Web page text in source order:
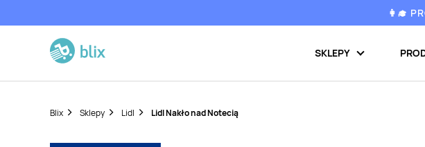
👩‍🎓
SKLEPY
Blix Sklepy Lidl Lidl Nakło nad Notecią